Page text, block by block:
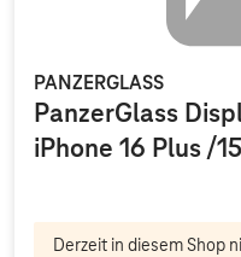
PANZERGLASS
PanzerGlass
iPhone 16 Plus /
Derzeit in diesem Shop